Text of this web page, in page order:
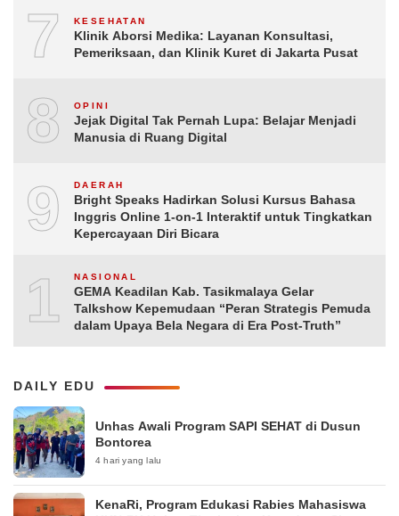
7 KESEHATAN
Klinik Aborsi Medika: Layanan Konsultasi,
Pemeriksaan, dan Klinik Kuret di Jakarta Pusat
8 OPINI
Jejak Digital Tak Pernah Lupa: Belajar Menjadi
Manusia di Ruang Digital
9 DAERAH
Bright Speaks Hadirkan Solusi Kursus Bahasa
Inggris Online 1-on-1 Interaktif untuk Tingkatkan
Kepercayaan Diri Bicara
10NASIONAL
GEMA Keadilan Kab. Tasikmalaya Gelar
Talkshow Kepemudaan “Peran Strategis Pemuda
dalam Upaya Bela Negara di Era Post-Truth”
DAILY EDU
Unhas Awali Program SAPI SEHAT di Dusun
Bontorea
4 hari yang lalu
KenaRi, Program Edukasi Rabies Mahasiswa